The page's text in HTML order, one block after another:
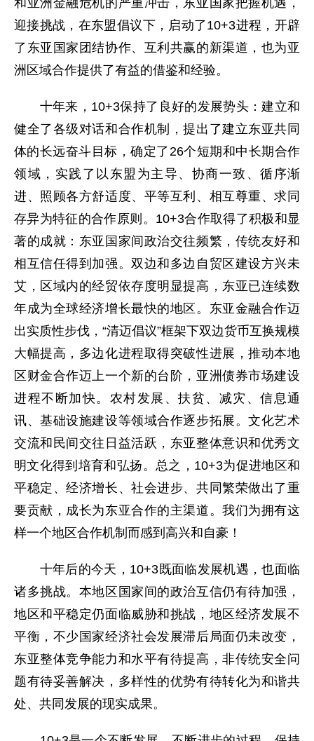
和亚洲金融危机的严重冲击，东亚国家把握机遇，
迎接挑战，在东盟倡议下，启动了10+3进程，开辟
了东亚国家团结协作、互利共赢的新渠道，也为亚
洲区域合作提供了有益的借鉴和经验。
十年来，10+3保持了良好的发展势头：建立和
健全了各级对话和合作机制，提出了建立东亚共同
体的长远奋斗目标，确定了26个短期和中长期合作
领域，实践了以东盟为主导、协商一致、循序渐
进、照顾各方舒适度、平等互利、相互尊重、求同
存异为特征的合作原则。10+3合作取得了积极和显
著的成就：东亚国家间政治交往频繁，传统友好和
相互信任得到加强。双边和多边自贸区建设方兴未
艾，区域内的经贸依存度明显提高，东亚已连续数
年成为全球经济增长最快的地区。东亚金融合作迈
出实质性步伐，“清迈倡议”框架下双边货币互换规模
大幅提高，多边化进程取得突破性进展，推动本地
区财金合作迈上一个新的台阶，亚洲债券市场建设
进程不断加快。农村发展、扶贫、减灾、信息通
讯、基础设施建设等领域合作逐步拓展。文化艺术
交流和民间交往日益活跃，东亚整体意识和优秀文
明文化得到培育和弘扬。总之，10+3为促进地区和
平稳定、经济增长、社会进步、共同繁荣做出了重
要贡献，成长为东亚合作的主渠道。我们为拥有这
样一个地区合作机制而感到高兴和自豪！
十年后的今天，10+3既面临发展机遇，也面临
诸多挑战。本地区国家间的政治互信仍有待加强，
地区和平稳定仍面临威胁和挑战，地区经济发展不
平衡，不少国家经济社会发展滞后局面仍未改变，
东亚整体竞争能力和水平有待提高，非传统安全问
题有待妥善解决，多样性的优势有待转化为和谐共
处、共同发展的现实成果。